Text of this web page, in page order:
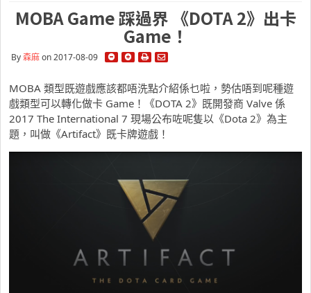
MOBA Game 踩過界 《DOTA 2》出卡
Game！
By森麻on 2017-08-09
MOBA 類型既遊戲應該都唔洗點介紹係乜啦，勢估唔到呢種遊
戲類型可以轉化做卡 Game！《DOTA 2》既開發商 Valve 係
2017 The International 7 現場公布咗呢隻以《Dota 2》為主
題，叫做《Artifact》既卡牌遊戲！